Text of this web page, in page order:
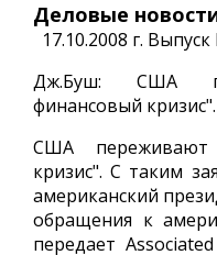
Деловые
17.10.2008 г. Выпуск
Дж.Буш: США
финансовый кризис".
США переживают
кризис". С таким
американский
обращения к
передает